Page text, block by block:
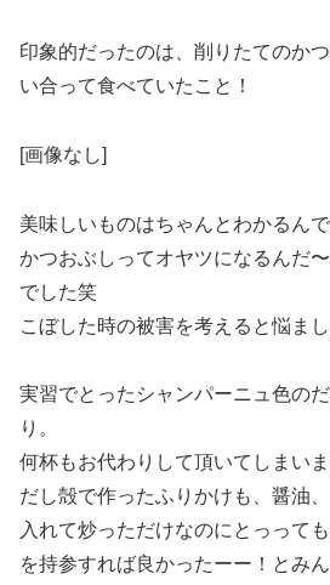
印象的だったのは、削りたてのか
い合って食べていたこと！
[画像なし]
美味しいものはちゃんとわかるんで
かつおぶしってオヤツになるんだ
でした笑
こぼした時の被害を考えると悩ま
実習でとったシャンパーニュ色の
り。
何杯もお代わりして頂いてしまいま
だし殻で作ったふりかけも、醤油
入れて炒っただけなのにとっって
を持参すれば良かったーー！とみん